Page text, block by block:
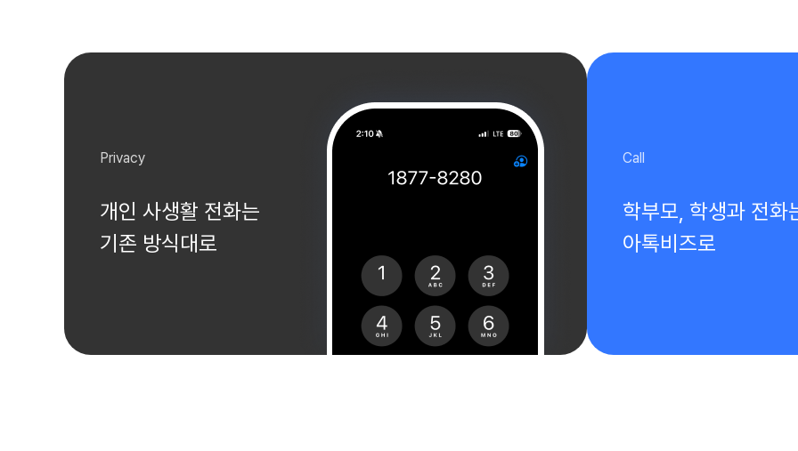
Privacy
개인 사생활 전화는
기존 방식대로
Call
학부모, 학생과 전화
아톡비즈로